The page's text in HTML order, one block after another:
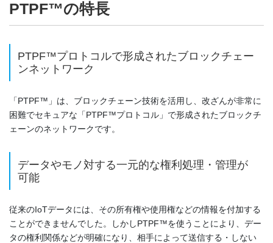
PTPF™の特長
PTPF™プロトコルで形成されたブロックチェー
ンネットワーク
「PTPF™」は、ブロックチェーン技術を活用し、改ざんが非常に
困難でセキュアな「PTPF™プロトコル」で形成されたブロックチ
ェーンのネットワークです。
データやモノ対する一元的な権利処理・管理が
可能
従来のIoTデータには、その所有権や使用権などの情報を付加する
ことができませんでした。しかしPTPF™を使うことにより、デー
タの権利関係などが明確になり、相手によって送信する・しない